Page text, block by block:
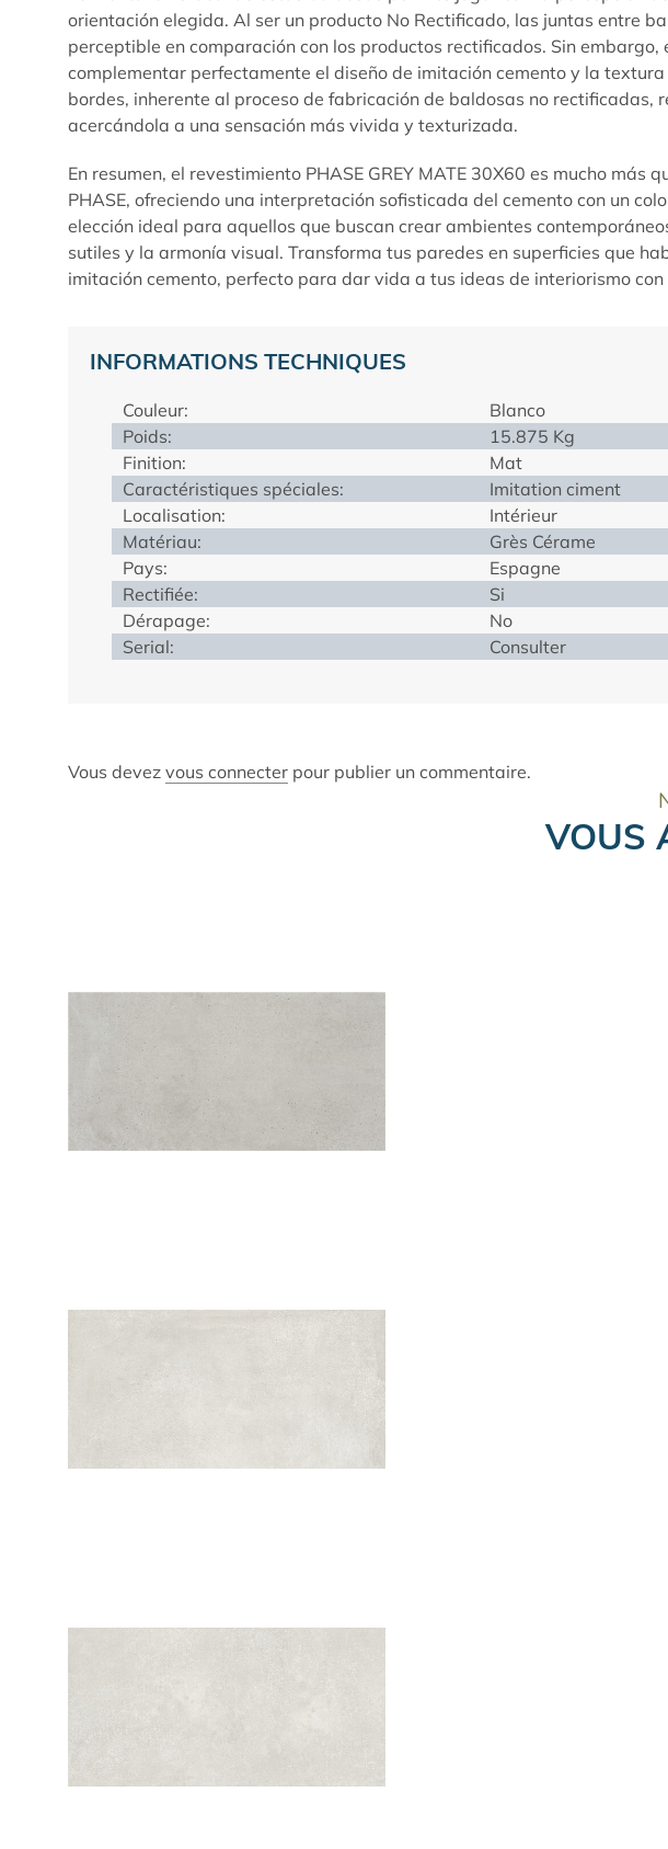
orientación elegida. Al ser un producto No Rectificado, las juntas entre
perceptible en comparación con los productos rectificados. Sin
complementar perfectamente el diseño de imitación cemento y la
bordes, inherente al proceso de fabricación de baldosas no
acercándola a una sensación más vivida y texturizada.
En resumen, el revestimiento PHASE GREY MATE 30X60 es mucho
PHASE, ofreciendo una interpretación sofisticada del cemento con un
elección ideal para aquellos que buscan crear ambientes
sutiles y la armonía visual. Transforma tus paredes en superficies que
imitación cemento, perfecto para dar vida a tus ideas de interiorismo
INFORMATIONS TECHNIQUES
Couleur:
Blanco
Poids:
15.875 Kg
Finition:
Mat
Caractéristiques spéciales:
Imitation ciment
Localisation:
Intérieur
Matériau:
Grès Cérame
Pays:
Espagne
Rectifiée:
Si
Dérapage:
No
Serial:
Consulter
Vous devez vous connecter pour publier un commentaire.
VOUS